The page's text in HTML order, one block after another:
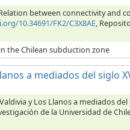
between connectivity and
10.34691/FK2/C3X8AE,
the Chilean subduction zone
a mediados del siglo
y Los Llanos a mediados del
de la Universidad de